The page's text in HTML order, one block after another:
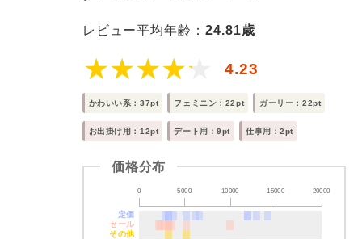
レビュー平均年齢：24.81歳
4.23
かわいい系：37pt フェミニン：22pt ガーリー：22pt
お出掛け用：12pt デート用：9pt 仕事用：2pt
価格分布
0 5000 10000 15000 20000
定価
セール
その他